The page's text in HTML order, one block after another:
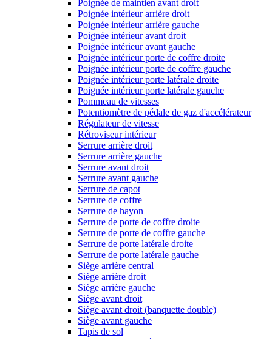
Poignée de maintien avant droit
Poignée intérieur arrière droit
Poignée intérieur arrière gauche
Poignée intérieur avant droit
Poignée intérieur avant gauche
Poignée intérieur porte de coffre droite
Poignée intérieur porte de coffre gauche
Poignée intérieur porte latérale droite
Poignée intérieur porte latérale gauche
Pommeau de vitesses
Potentiomètre de pédale de gaz d'accélérateur
Régulateur de vitesse
Rétroviseur intérieur
Serrure arrière droit
Serrure arrière gauche
Serrure avant droit
Serrure avant gauche
Serrure de capot
Serrure de coffre
Serrure de hayon
Serrure de porte de coffre droite
Serrure de porte de coffre gauche
Serrure de porte latérale droite
Serrure de porte latérale gauche
Siège arrière central
Siège arrière droit
Siège arrière gauche
Siège avant droit
Siège avant droit (banquette double)
Siège avant gauche
Tapis de sol